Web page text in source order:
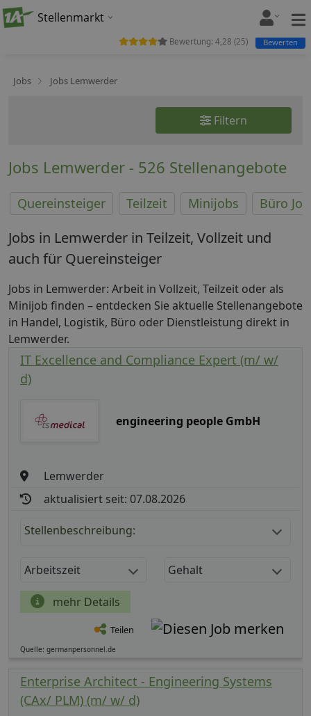
Stellenmarkt
Jobs Jobs Lemwerder
Filtern
Jobs Lemwerder - 526 Stellenangebote
Quereinsteiger Teilzeit Minijobs Büro
Bewertung: 4,28 (25) Bewerten
Jobs in Lemwerder in Teilzeit, Vollzeit und
auch für Quereinsteiger
Jobs in Lemwerder: Arbeit in Vollzeit, Teilzeit oder als
Minijob finden – entdecken Sie aktuelle Stellenangebote
in Handel, Logistik, Büro oder Dienstleistung direkt in
Lemwerder.
IT Excellence and Compliance Expert (m/ w/
d)
engineering people GmbH
Lemwerder
aktualisiert seit: 07.08.2026
Stellenbeschreibung:
Arbeitszeit Gehalt
mehr Details
Teilen
Quelle: germanpersonnel.de
Enterprise Architect - Engineering Systems
(CAx/ PLM) (m/ w/ d)